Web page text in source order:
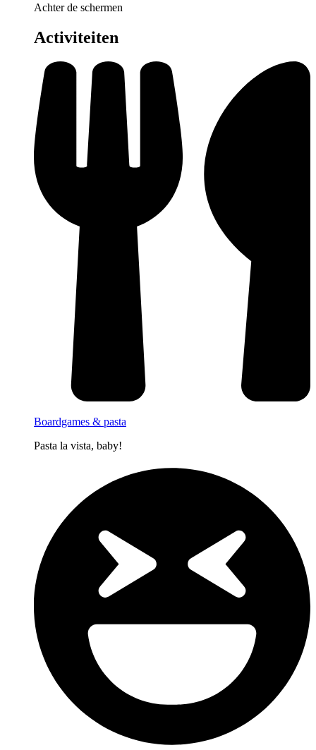
Achter de schermen
Activiteiten
Boardgames & pasta
Pasta la vista, baby!